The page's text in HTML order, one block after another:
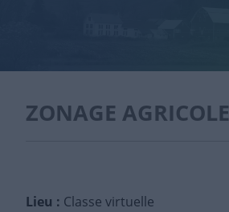
ZONAGE AGRICOLE
Lieu : Classe virtuelle